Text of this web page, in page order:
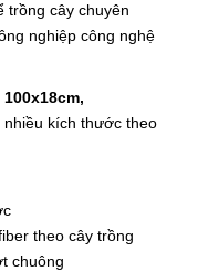
trồng cây chuyên
nghiệp công nghệ
100x18cm,
nhiều kích thước theo
theo cây trồng
chuông